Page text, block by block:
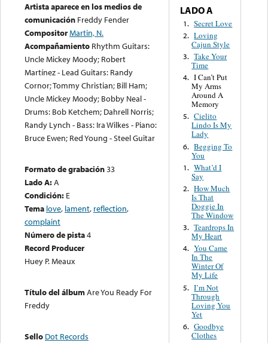
Artista aparece en los medios de
comunicación Freddy Fender
CompositorMartin, N.
Acompañamiento Rhythm Guitars:
Uncle Mickey Moody; Robert
Martínez - Lead Guitars: Randy
Cornor; Tommy Christian; Bill Ham;
Uncle Mickey Moody; Bobby Neal -
Drums: Bob Ketchem; Dahrell Norris;
Randy Lynch - Bass: Ira Wilkes - Piano:
Bruce Ewen; Red Young - Steel Guitar
Formato de grabación33
Lado A:A
Condición: E
Tema love, lament, reflection,
complaint
Número de pista4
Record Producer
Huey P. Meaux
Título del álbumAre You Ready For
Freddy
Sello Dot Records
LADO A
1. Secret Love
2. Loving
Cajun Style
3. Take Your
Time
4. I Can’t Put
My Arms
Around A
Memory
5. Cielito
Lindo Is My
Lady
6. Begging To
You
1. What’d I
Say
2. How Much
Is That
Doggie In
The Window
3. Teardrops In
My Heart
4. You Came
In The
Winter Of
My Life
5. I’m Not
Through
Loving You
Yet
6. Goodbye
Clothes